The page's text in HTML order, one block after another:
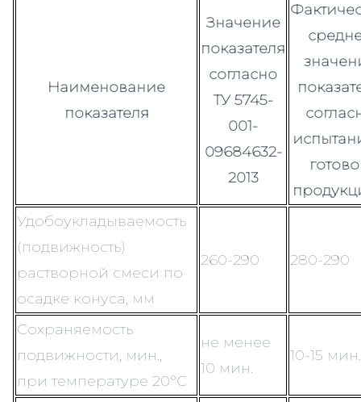
Наименование
показателя
Значение
показателя
согласно
ТУ 5745-
001-
09684632-
2013
Удобоукладываемость
(подвижность)
растворной смеси по
осадке конуса, мм
260-290 280-290
Сохраняемость
подвижности, мин.,
при температуре 20°С
не менее
10 мин.
10-15 мин.